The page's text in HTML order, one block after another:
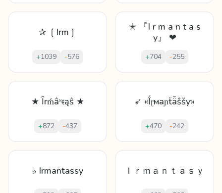
✰ ❲Irm❳
+1039 -576
✭ 『I r m a n t a s
y』 ❤
+704 -255
★ Ȋrḿâᶰᵵąŝ ★
+872 -437
➶ «Ḯɽмaɲẗǟṧšƴ»
+470 -242
♭ Irmantassy Ｉｒｍａｎｔａｓｙ